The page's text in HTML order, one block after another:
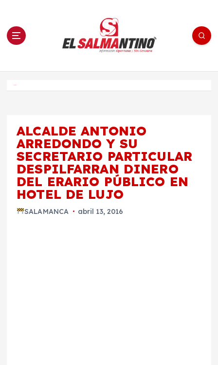
n El Salmantino - medios/noticias/editorial
ALCALDE ANTONIO
ARREDONDO Y SU
SECRETARIO PARTICULAR
DESPILFARRAN DINERO
DEL ERARIO PÚBLICO EN
HOTEL DE LUJO
SALAMANCA abril 13, 2016